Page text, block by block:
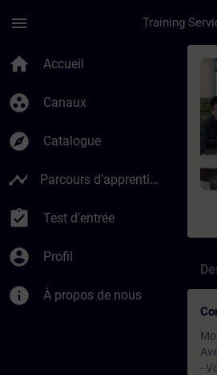
menu
home Accueil
group_work Canaux
explore Catalogue
timeline Parcours d’apprentissage
assignment_turned_in Test d'entrée
account_circle Profil
info À propos de nous
-